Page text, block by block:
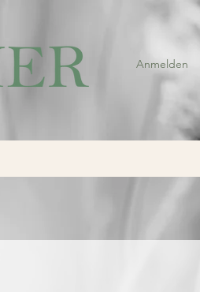
Anmelden